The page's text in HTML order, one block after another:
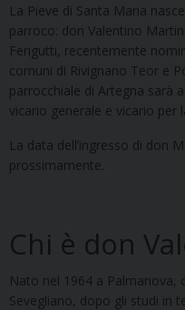
La Pieve di Santa Maria
parroco: don Valentino
Ferigutti, recentemente
comuni di Rivignano Teor e
parrocchiale di Artegna sarà
vicario generale e vicario per
La data dell’ingresso di don
prossimamente.
Chi è don
Nato nel 1964 a Palmanova,
Sevegliano, dopo gli studi in